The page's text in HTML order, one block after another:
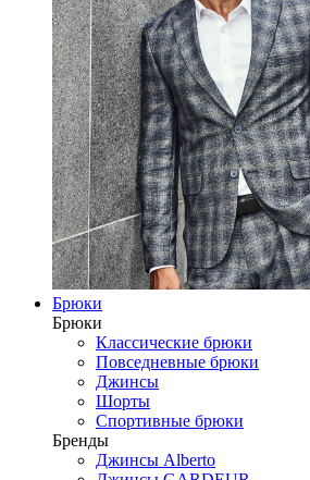
Брюки
Брюки
Классические брюки
Повседневные брюки
Джинсы
Шорты
Спортивные брюки
Бренды
Джинсы Alberto